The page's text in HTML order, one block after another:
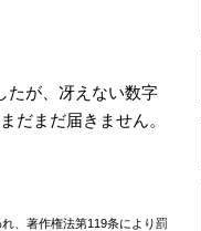
たが、冴えない数字
だまだ届きません。
、著作権法第119条により罰